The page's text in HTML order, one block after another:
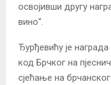
освојивши другу
вино“.
Ђурђевићу је награда
код Брчког на
сјећање на